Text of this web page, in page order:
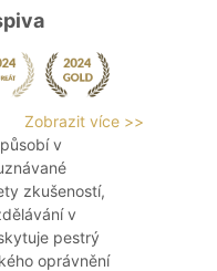
Zobrazit více >>
v
zkušeností,
v
pestrý
oprávnění